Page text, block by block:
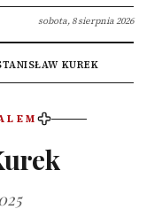
sobota, 8 sierpnia 2026
KUREK